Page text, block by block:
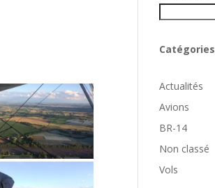
Catégories
Actualités
Avions
BR-14
Non classé
Vols